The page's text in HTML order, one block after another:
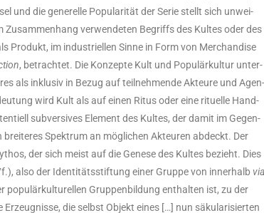
und die gene­rel­le Popu­la­ri­tät der Serie stellt sich unwei­
Zusam­men­hang ver­wen­de­ten Begriffs des Kul­tes oder des
Pro­dukt, im indus­tri­el­len Sin­ne in Form von Mer­chan­di­se
, betrach­tet. Die Kon­zep­te Kult und Popu­lär­kul­tur unter­
als inklu­siv in Bezug auf teil­neh­men­de Akteu­re und
wird Kult als auf einen Ritus oder eine ritu­el­le Hand­
sub­ver­si­ves Ele­ment des Kul­tes, der damit im Gegen­
Spek­trum an mög­li­chen Akteu­ren abdeckt. Der
der sich meist auf die Gene­se des Kul­tes bezieht. Dies
also der Iden­ti­täts­stif­tung einer Grup­pe von inner­halb
popu­lär­kul­tu­rel­len Grup­pen­bil­dung ent­hal­ten ist, zu der
die selbst Objekt eines […] nun säku­la­ri­sier­ten